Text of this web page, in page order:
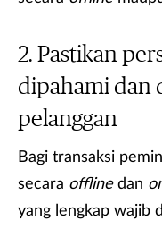
Pastikan
dipahami dan
pelanggan
Bagi transaksi
secara offlinedan
yang lengkap wajib